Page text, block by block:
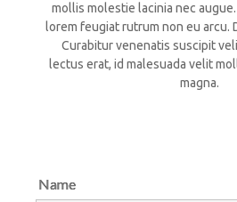
mollis molestie lacinia nec
lorem feugiat rutrum non eu arcu.
Curabitur venenatis suscipit
lectus erat, id malesuada velit
magna.
Name